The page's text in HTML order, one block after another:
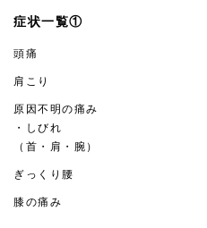
症状一覧①
頭痛
肩こり
原因不明の痛み
・しびれ
（首・肩・腕）
ぎっくり腰
膝の痛み